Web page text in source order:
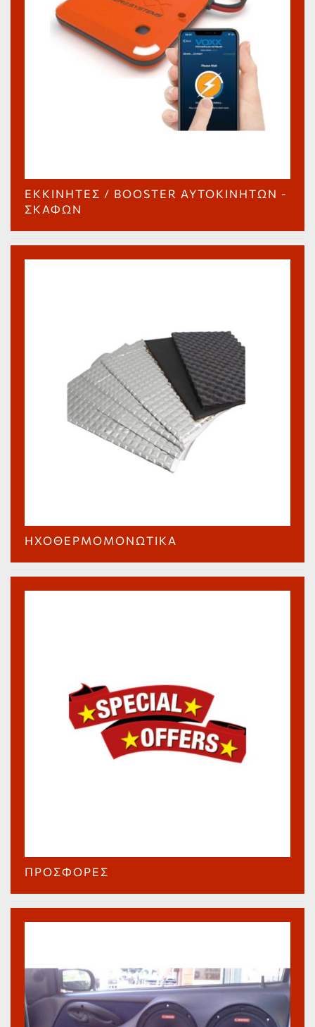
ΕΚΚΙΝΗΤΈΣ / BOOSTER ΑΥΤΟΚΙΝΉΤΩΝ -
ΣΚΑΦΏΝ
ΗΧΟΘΕΡΜΟΜΟΝΩΤΙΚΆ
ΠΡΟΣΦΟΡΈΣ